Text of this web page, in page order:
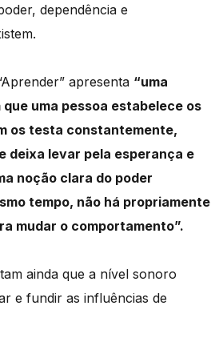
dependência e
apresenta “uma
uma pessoa estabelece os
os testa constantemente,
deixa levar pela esperança e
noção clara do poder
tempo, não há propriamente
mudar o comportamento”.
ainda que a nível sonoro
e fundir as influências de